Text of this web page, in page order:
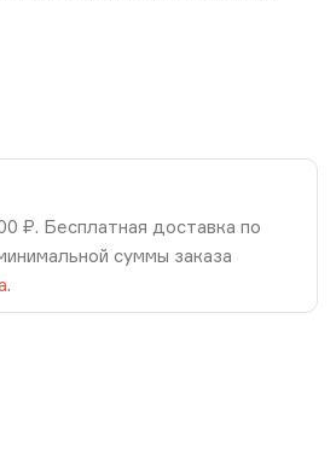
₽. Бесплатная доставка по
суммы заказа
.